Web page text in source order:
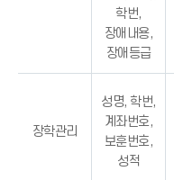
학번,
장애내용,
장애등급
장학관리
성명, 학번,
계좌번호,
보훈번호,
성적